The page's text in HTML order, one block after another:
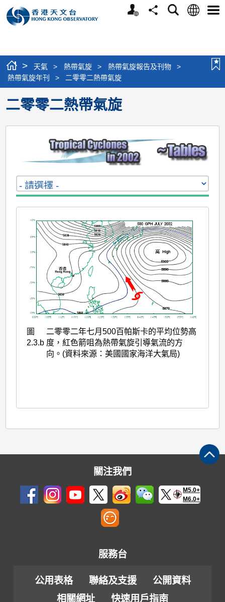
個
分
搜
語
選
> 天氣 > 熱帶氣旋 > 熱帶氣旋報告及刊物
>
熱帶氣旋年刊
> 二零零二熱帶氣旋
二零零二熱帶氣旋
圖
2.3.b
二零零二年七月500百帕斯卡的平均位勢高
度，紅色箭咀為熱帶氣旋引導氣流的方
向。(資料來源：美國國家海洋大氣局)
關注我們
M5.0+
M6.0+
服務台
公用表格 聯絡及支援
公開資料
相關網址
快速用戶指南